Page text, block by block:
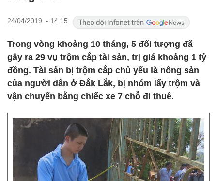
24/04/2019 - 14:15
Trong vòng khoảng 10 tháng, 5 đối tượng đã
gây ra 29 vụ trộm cắp tài sản, trị giá khoảng 1 tỷ
đồng. Tài sản bị trộm cắp chủ yếu là nông sản
của người dân ở Đắk Lắk, bị nhóm lấy trộm và
vận chuyển bằng chiếc xe 7 chỗ đi thuê.